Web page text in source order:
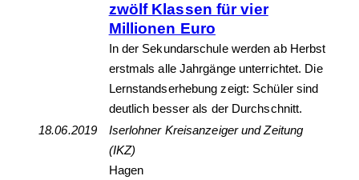
zwölf Klassen für vier
Millionen Euro
In der Sekundarschule werden ab Herbst
erstmals alle Jahrgänge unterrichtet. Die
Lernstandserhebung zeigt: Schüler sind
deutlich besser als der Durchschnitt.
18.06.2019
Iserlohner Kreisanzeiger und Zeitung
(IKZ)
Hagen